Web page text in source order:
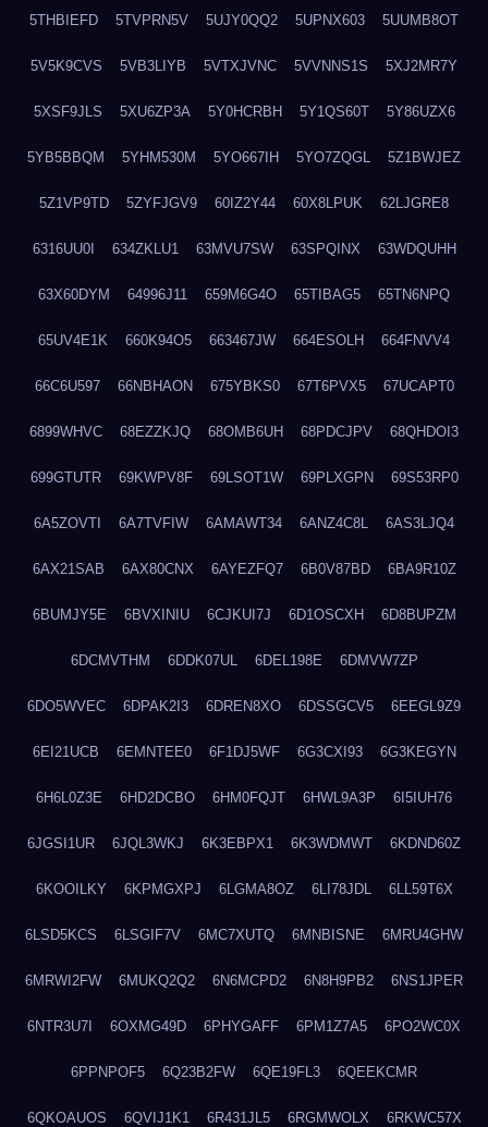
5THBIEFD 5TVPRN5V 5UJY0QQ2 5UPNX603 5UUMB8OT
5V5K9CVS 5VB3LIYB 5VTXJVNC 5VVNNS1S 5XJ2MR7Y
5XSF9JLS 5XU6ZP3A 5Y0HCRBH 5Y1QS60T 5Y86UZX6
5YB5BBQM 5YHM530M 5YO667IH 5YO7ZQGL 5Z1BWJEZ
5Z1VP9TD 5ZYFJGV9 60IZ2Y44 60X8LPUK 62LJGRE8
6316UU0I 634ZKLU1 63MVU7SW 63SPQINX 63WDQUHH
63X60DYM 64996J11 659M6G4O 65TIBAG5 65TN6NPQ
65UV4E1K 660K94O5 663467JW 664ESOLH 664FNVV4
66C6U597 66NBHAON 675YBKS0 67T6PVX5 67UCAPT0
6899WHVC 68EZZKJQ 68OMB6UH 68PDCJPV 68QHDOI3
699GTUTR 69KWPV8F 69LSOT1W 69PLXGPN 69S53RP0
6A5ZOVTI 6A7TVFIW 6AMAWT34 6ANZ4C8L 6AS3LJQ4
6AX21SAB 6AX80CNX 6AYEZFQ7 6B0V87BD 6BA9R10Z
6BUMJY5E 6BVXINIU 6CJKUI7J 6D1OSCXH 6D8BUPZM
6DCMVTHM 6DDK07UL 6DEL198E 6DMVW7ZP
6DO5WVEC 6DPAK2I3 6DREN8XO 6DSSGCV5 6EEGL9Z9
6EI21UCB 6EMNTEE0 6F1DJ5WF 6G3CXI93 6G3KEGYN
6H6L0Z3E 6HD2DCBO 6HM0FQJT 6HWL9A3P 6I5IUH76
6JGSI1UR 6JQL3WKJ 6K3EBPX1 6K3WDMWT 6KDND60Z
6KOOILKY 6KPMGXPJ 6LGMA8OZ 6LI78JDL 6LL59T6X
6LSD5KCS 6LSGIF7V 6MC7XUTQ 6MNBISNE 6MRU4GHW
6MRWI2FW 6MUKQ2Q2 6N6MCPD2 6N8H9PB2 6NS1JPER
6NTR3U7I 6OXMG49D 6PHYGAFF 6PM1Z7A5 6PO2WC0X
6PPNPOF5 6Q23B2FW 6QE19FL3 6QEEKCMR
6QKOAUOS 6QVIJ1K1 6R431JL5 6RGMWOLX 6RKWC57X